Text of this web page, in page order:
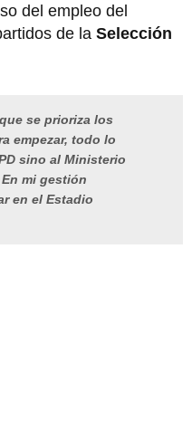
del empleo del
de la Selección
se prioriza los
empezar, todo lo
sino al Ministerio
mi gestión
en el Estadio